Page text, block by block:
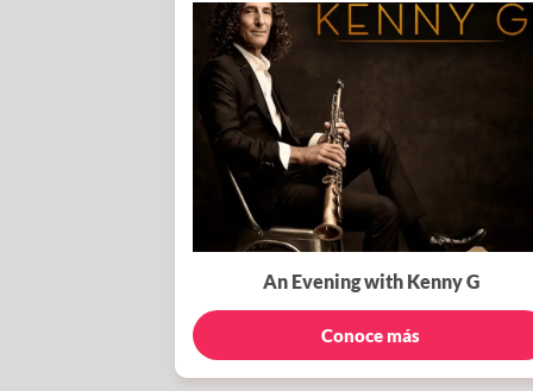
An Evening with Kenny G
Conoce más